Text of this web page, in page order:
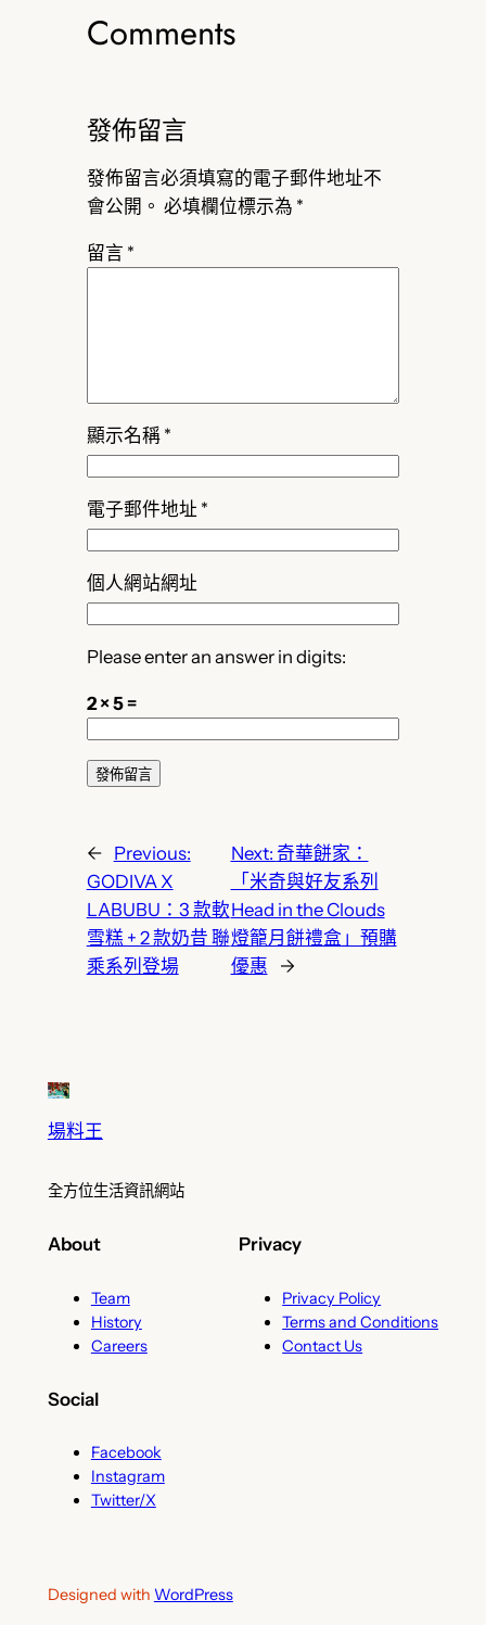
Comments
發佈留言
發佈留言必須填寫的電子郵件地址不
會公開。 必填欄位標示為 *
留言 *
顯示名稱 *
電子郵件地址 *
個人網站網址
Please enter an answer in digits:
2 × 5 =
←
Previous:
GODIVA X
LABUBU：3 款軟
雪糕 + 2 款奶昔 聯
乘系列登場
Next: 奇華餅家：
「米奇與好友系列
Head in the Clouds
燈籠月餅禮盒」預購
優惠
→
場料王
全方位生活資訊網站
About
Team
History
Careers
Privacy
Privacy Policy
Terms and Conditions
Contact Us
Social
Facebook
Instagram
Twitter/X
Designed with WordPress